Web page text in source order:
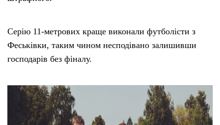
Серію 11-метрових краще виконали футболісти з
Феськівки, таким чином несподівано залишивши
господарів без фіналу.